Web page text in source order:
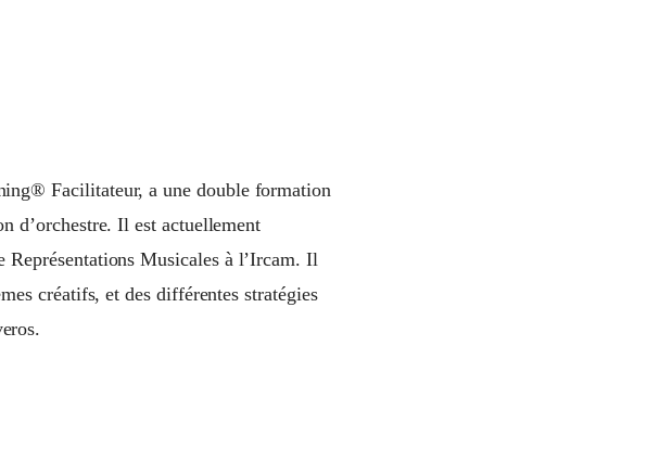
Facilitateur, a une double formation
d’orchestre. Il est actuellement
Représentations Musicales à l’Ircam. Il
créatifs, et des différentes stratégies